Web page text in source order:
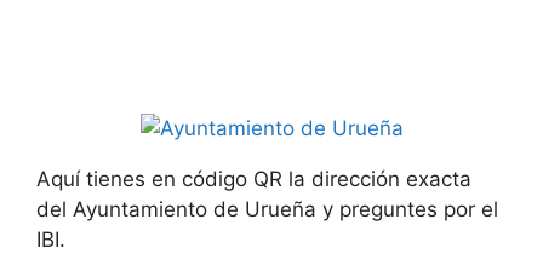
Aquí tienes en código QR la dirección exacta
del Ayuntamiento de Urueña y preguntes por el
IBI.